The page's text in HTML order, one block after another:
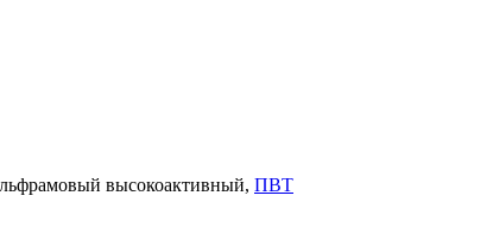
высокоактивный, ПВТ